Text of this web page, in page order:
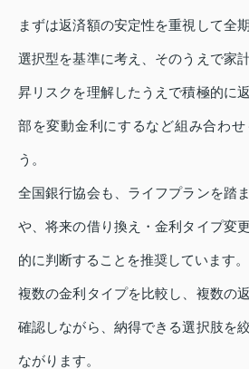
まずは返済額の安定性を重視して全
選択型を基準に考え、そのうえで家
昇リスクを理解したうえで積極的に
部を変動金利にするなど組み合わせ
う。
全国銀行協会も、ライフプランを踏
や、将来の借り換え・金利タイプ変
的に判断することを推奨しています。
複数の金利タイプを比較し、複数の
確認しながら、納得できる選択肢を
ながります。